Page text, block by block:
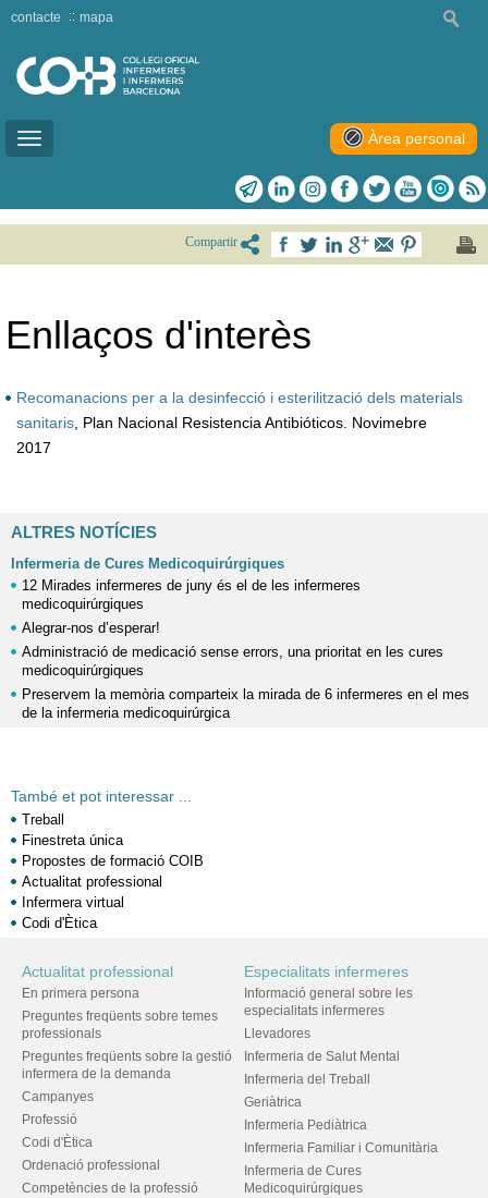
Toggle
contacte mapa
Àrea personal
Compartir
Enllaços d'interès
Recomanacions per a la desinfecció i esterilització dels materials
sanitaris, Plan Nacional Resistencia Antibióticos. Novimebre
2017
ALTRES NOTÍCIES
Infermeria de Cures Medicoquirúrgiques
12 Mirades infermeres de juny és el de les infermeres
medicoquirúrgiques
Alegrar-nos d’esperar!
Administració de medicació sense errors, una prioritat en les cures
medicoquirúrgiques
Preservem la memòria comparteix la mirada de 6 infermeres en el mes
de la infermeria medicoquirúrgica
També et pot interessar ...
Treball
Finestreta única
Propostes de formació COIB
Actualitat professional
Infermera virtual
Codi d'Ètica
Actualitat professional
En primera persona
Preguntes freqüents sobre temes
professionals
Preguntes freqüents sobre la gestió
infermera de la demanda
Campanyes
Professió
Codi d'Ètica
Ordenació professional
Competències de la professió
Especialitats infermeres
Informació general sobre les
especialitats infermeres
Llevadores
Infermeria de Salut Mental
Infermeria del Treball
Geriàtrica
Infermeria Pediàtrica
Infermeria Familiar i Comunitària
Infermeria de Cures
Medicoquirúrgiques